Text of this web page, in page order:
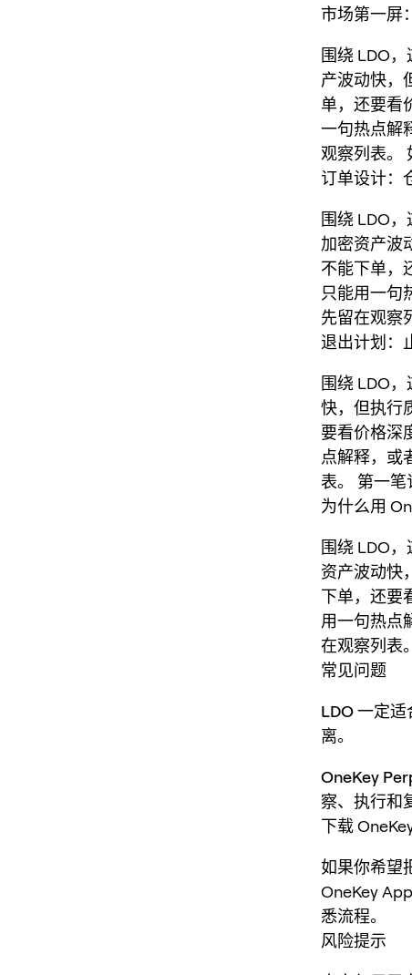
市场第一屏
围绕 LDO
产波动快，
单，还要看
一句热点解
观察列表。
订单设计：
围绕 LDO
加密资产波
不能下单，
只能用一句
先留在观察
退出计划：
围绕 LDO
快，但执行
要看价格深
点解释，或
表。 第一笔
为什么用
围绕 LDO
资产波动快
下单，还要
用一句热点
在观察列表
常见问题
LDO 一定适
离。
OneKey
察、执行和
下载
如果你希望
OneKey
悉流程。
风险提示